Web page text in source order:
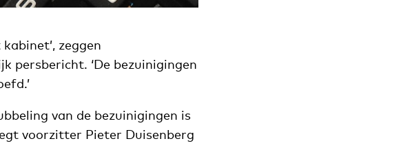
zeggen
persbericht. ‘De bezuinigingen
van de bezuinigingen is
voorzitter Pieter Duisenberg